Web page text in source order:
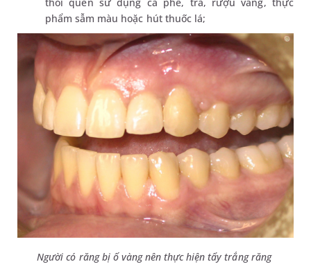
phẩm sẫm màu hoặc hút thuốc lá;
Người có răng bị ố vàng nên thực hiện tẩy trắng răng